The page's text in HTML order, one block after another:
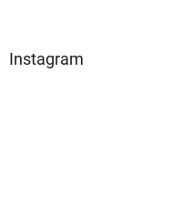
Instagram